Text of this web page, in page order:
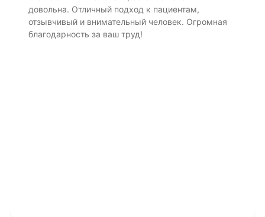
довольна. Отличный подход к пациентам,
отзывчивый и внимательный человек. Огромная
благодарность за ваш труд!